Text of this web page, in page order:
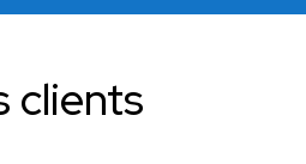
clients